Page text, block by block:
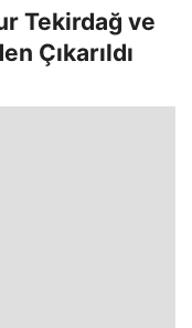
Tekirdağ ve
Çıkarıldı